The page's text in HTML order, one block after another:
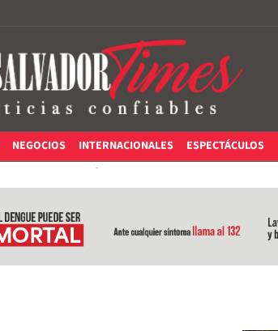
NEGOCIOS INTERNACIONALES ESPECTÁCULOS